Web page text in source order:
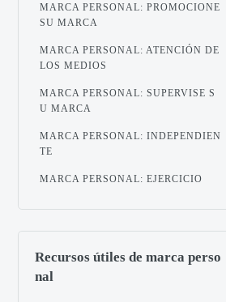
MARCA PERSONAL: PROMOCIONE
SU MARCA
MARCA PERSONAL: ATENCIÓN DE
LOS MEDIOS
MARCA PERSONAL: SUPERVISE S
U MARCA
MARCA PERSONAL: INDEPENDIEN
TE
MARCA PERSONAL: EJERCICIO
Recursos útiles de marca perso
nal